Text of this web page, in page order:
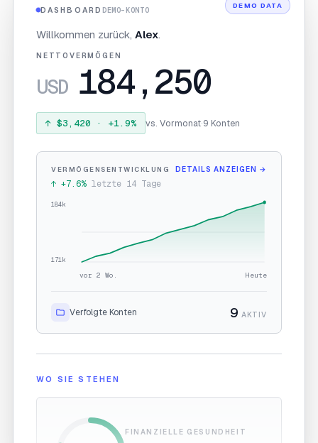
DEMO DATA
DASHBOARD DEMO-KONTO
Willkommen zurück, Alex.
NETTOVERMÖGEN
USD 184,250
↑ $3,420 · +1.9% vs. Vormonat·9 Konten
VERMÖGENSENTWICKLUNG DETAILS ANZEIGEN →
↑ +7.6% letzte 14 Tage
184k
171k
vor 2 Wo. Heute
Verfolgte Konten 9 AKTIV
WO SIE STEHEN
FINANZIELLE GESUNDHEIT